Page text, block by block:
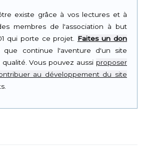
existe grâce à vos lectures et à
membres de l'association à but
qui porte ce projet. Faites un don
que continue l'aventure d'un site
Vous pouvez aussi proposer
au développement du site